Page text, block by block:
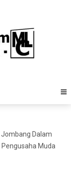
Dalam
Muda